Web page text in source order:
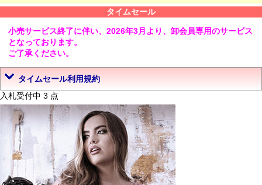
タイムセール
小売サービス終了に伴い、2026年3月より、卸会員専用のサービス
となっております。
ご了承ください。
タイムセール利用規約
入札受付中 3 点